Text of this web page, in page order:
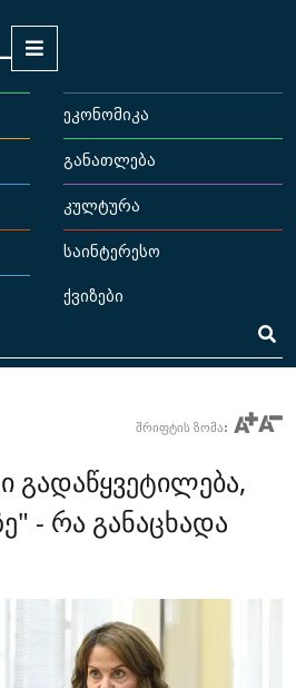
ეკონომიკა
განათლება
კულტურა
საინტერესო
ქვიზები
შრიფტის ზომა:
გადაწყვეტილება,
- რა განაცხადა